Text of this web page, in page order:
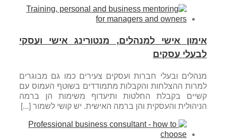
אימון אישי למנהלים, מנטורינג אישי ועסקי
לבעלי עסקים
מנהלים ובעלי חברות ועסקים צעירים כמו גם מבוגרים
למרות ההצלחות והקבלות מתמודדים בשוטף העמוס עם
קשיים בקבלת החלטות ותיעדוף משימות הן ברמה
הניהולית והעסקית והן ברמה האישית. יש קושי לשמור [...]